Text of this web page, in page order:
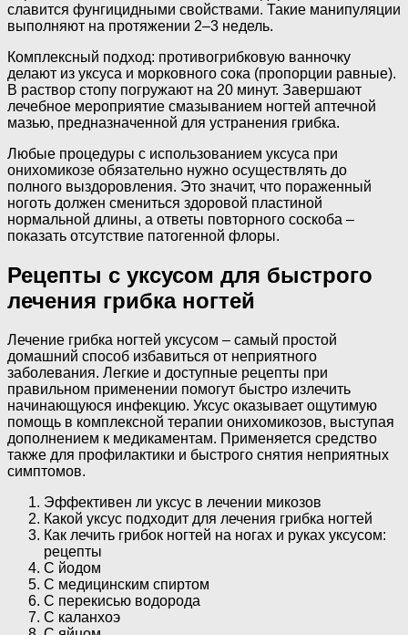
славится фунгицидными свойствами. Такие манипуляции
выполняют на протяжении 2–3 недель.
Комплексный подход: противогрибковую ванночку
делают из уксуса и морковного сока (пропорции равные).
В раствор стопу погружают на 20 минут. Завершают
лечебное мероприятие смазыванием ногтей аптечной
мазью, предназначенной для устранения грибка.
Любые процедуры с использованием уксуса при
онихомикозе обязательно нужно осуществлять до
полного выздоровления. Это значит, что пораженный
ноготь должен смениться здоровой пластиной
нормальной длины, а ответы повторного соскоба –
показать отсутствие патогенной флоры.
Рецепты с уксусом для быстрого
лечения грибка ногтей
Лечение грибка ногтей уксусом – самый простой
домашний способ избавиться от неприятного
заболевания. Легкие и доступные рецепты при
правильном применении помогут быстро излечить
начинающуюся инфекцию. Уксус оказывает ощутимую
помощь в комплексной терапии онихомикозов, выступая
дополнением к медикаментам. Применяется средство
также для профилактики и быстрого снятия неприятных
симптомов.
Эффективен ли уксус в лечении микозов
Какой уксус подходит для лечения грибка ногтей
Как лечить грибок ногтей на ногах и руках уксусом:
рецепты
С йодом
С медицинским спиртом
С перекисью водорода
С каланхоэ